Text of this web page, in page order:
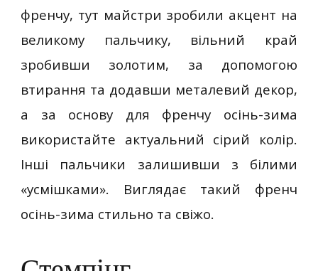
френчу, тут майстри зробили акцент на
великому пальчику, вільний край
зробивши золотим, за допомогою
втирання та додавши металевий декор,
а за основу для френчу осінь-зима
використайте актуальний сірий колір.
Інші пальчики залишивши з білими
«усмішками». Виглядає такий френч
осінь-зима стильно та свіжо.